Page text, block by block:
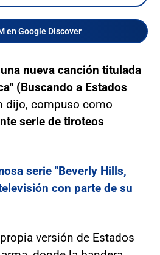
en Google Discover
nueva canción titulada
(Buscando a Estados
dijo, compuso como
serie de tiroteos
serie "Beverly Hills,
con parte de su
versión de Estados